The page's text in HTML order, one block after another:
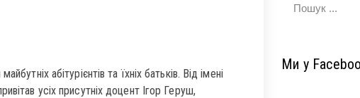
абітурієнтів та їхніх батьків. Від імені
усіх присутніх доцент Ігор Геруш,
Ми у